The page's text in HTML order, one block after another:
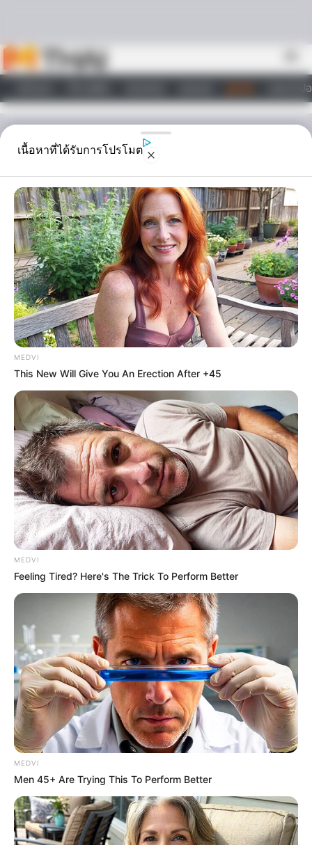
วอลเปเ
ไลฟ์สไตล์
ดูดวง
ดวงความรัก 12ราศี ประจำ
เดือนมีนาคม 2559! โดย
อ.คฑา ชินบัญชร
ดวงความรักจะเป็นยังไงบ้างน๊า มาลุ้นกัน :)
Home / ดูดวง/ ดวงความรัก 12ราศี ประจำเดือนมีนาคม 2559! โดย
อ.คฑา ชินบัญชร
ดูดวง|
1 มี.ค. 2016
แบ่งปัน
ดวงความรัก 12ราศี ประจำเดือน
มีนาคม 2559
โดย อ.คฑา ชินบัญชร
ราศี มังกร (14 มกราคม – 13 กุมภาพันธ์)
หน้าบานสุดๆ ความรักกำลังเอ่อท่วมท้น ถ้ากำลังดูใจกัน
อยู่ คงได้ฤกษ์แต่งงานเสียที ความรักเบ่งบานเต็มที่ ส่วน
คนโสดช่วงนี้เสน่ห์แรง ทุกเพศทุกวัยมารุมจีบกันจนเลือก
ไม่ทัน เนื้อคู่จะมาจากทางไกล ปลายเดือนลังเล รักพี่
เสียดายน้อง เลือกไม่ได้เสียที ถ้ามีคนรักแล้ว ต้องมีน้ำอด
น้ำทน เรื่องที่ได้ยินอาจเป็นเรื่องการเข้าใจผิด คนโสดช่วง
นี้เจอแต่คนไม่ใช่ ถ้ามีคนรักแล้ว มีเด็กมายั่วให้ไขว้เขว
บางครั้งอารมณ์ชั่ววูบก็ทำให้ต้องมานั่งเสียใจทีหลัง
เนื้อหาที่ได้รับการโปรโมต
MEDVI
This New Will Give You An Erection After +45
MEDVI
Feeling Tired? Here's The Trick To Perform Better
MEDVI
Men 45+ Are Trying This To Perform Better